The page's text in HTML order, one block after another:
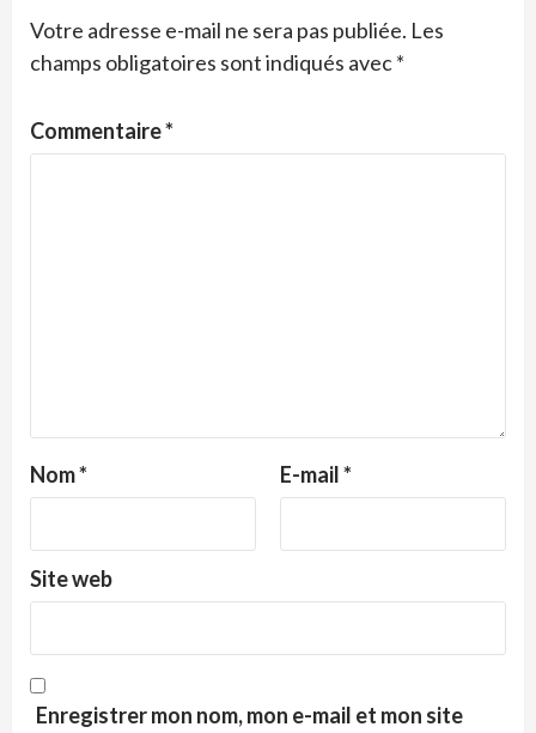
Votre adresse e-mail ne sera pas publiée. Les
champs obligatoires sont indiqués avec*
Commentaire*
Nom* E-mail*
Site web
Enregistrer mon nom, mon e-mail et mon site